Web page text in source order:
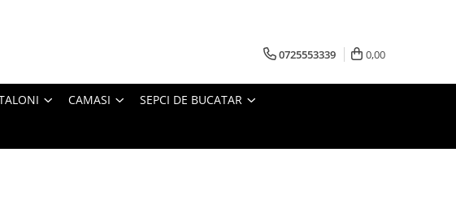
0725553339 0,00
CAMASI SEPCI DE BUCATAR